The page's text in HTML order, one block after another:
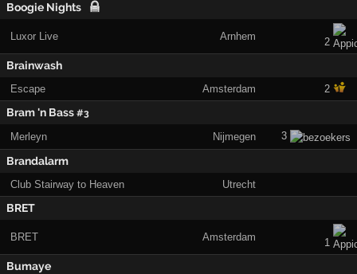
Boogie Nights
Luxor Live Arnhem 2
Brainwash
Escape Amsterdam 2
Bram 'n Bass#3
Merleyn Nijmegen 3
Brandalarm
Club Stairway to Heaven Utrecht
BRET
BRET Amsterdam 1
Bumaye